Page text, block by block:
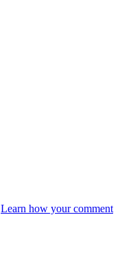
Learn how your comment